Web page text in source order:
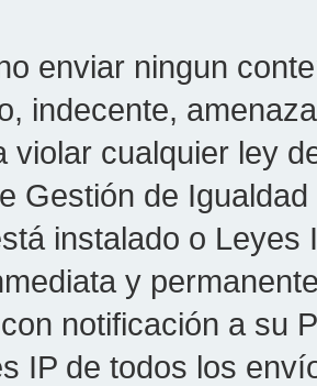
enviar ningun
indecente,
violar cualquier ley
Gestión de
instalado o
y
notificación a su
IP de todos los